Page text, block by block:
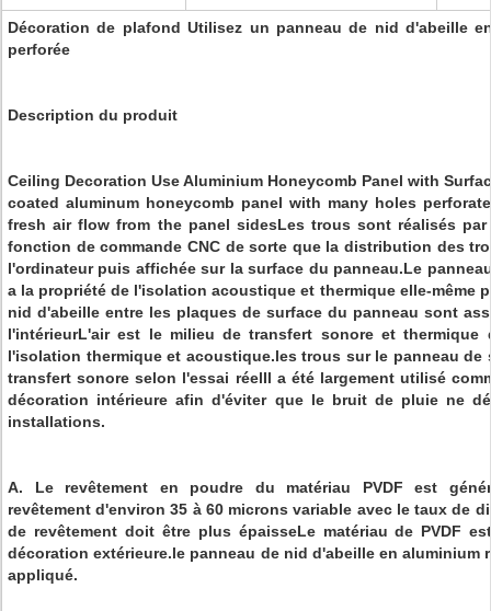
Décoration de plafond Utilisez un panneau de nid d'abeille
perforée
Description du produit
Ceiling Decoration Use Aluminium Honeycomb Panel with
coated aluminum honeycomb panel with many holes
fresh air flow from the panel sidesLes trous sont réalisés
fonction de commande CNC de sorte que la distribution des
l'ordinateur puis affichée sur la surface du panneau.Le
a la propriété de l'isolation acoustique et thermique elle-même
nid d'abeille entre les plaques de surface du panneau sont
l'intérieurL'air est le milieu de transfert sonore et thermique
l'isolation thermique et acoustique.les trous sur le panneau de
transfert sonore selon l'essai réelIl a été largement utilisé
décoration intérieure afin d'éviter que le bruit de pluie ne
installations.
A. Le revêtement en poudre du matériau PVDF est
revêtement d'environ 35 à 60 microns variable avec le taux de
de revêtement doit être plus épaisseLe matériau de PVDF
décoration extérieure.le panneau de nid d'abeille en aluminium
appliqué.